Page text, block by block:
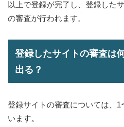
以上で登録が完了し、登録した
の審査が行われます。
登録したサイトの審査は
出る？
登録サイトの審査については、1
います。